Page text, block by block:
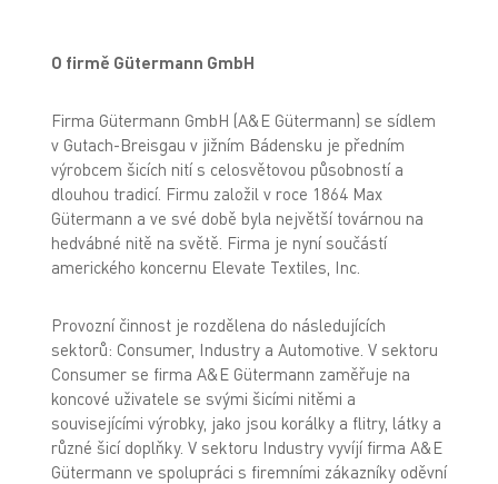
O firmě Gütermann GmbH
Firma Gütermann GmbH (A&E Gütermann) se sídlem
v Gutach-Breisgau v jižním Bádensku je předním
výrobcem šicích nití s celosvětovou působností a
dlouhou tradicí. Firmu založil v roce 1864 Max
Gütermann a ve své době byla největší továrnou na
hedvábné nitě na světě. Firma je nyní součástí
amerického koncernu Elevate Textiles, Inc.
Provozní činnost je rozdělena do následujících
sektorů: Consumer, Industry a Automotive. V sektoru
Consumer se firma A&E Gütermann zaměřuje na
koncové uživatele se svými šicími nitěmi a
souvisejícími výrobky, jako jsou korálky a flitry, látky a
různé šicí doplňky. V sektoru Industry vyvíjí firma A&E
Gütermann ve spolupráci s firemními zákazníky oděvní